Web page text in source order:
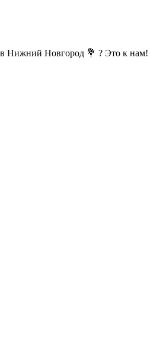
в Нижний Новгород 💐 ? Это к нам!